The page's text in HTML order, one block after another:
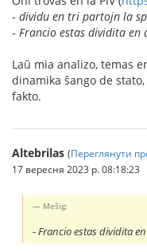
- dividu en tri partojn la
- Francio estas dividita en
Laŭ mia analizo, temas
dinamika ŝango de
fakto.
Altebrilas (Переглянути
17 вересня 2023 р. 08:18:23
Meŝig:
-Francio estas dividita